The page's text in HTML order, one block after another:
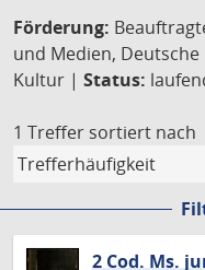
Förderung:
und Medien,
Kultur | Status:
1 Treffer sortiert nach
2 Cod. Ms.